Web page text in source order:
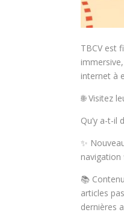
TBCV est
internet à
🌐 Visitez
Qu’y a-t-il
✨
📚
articles
dernières